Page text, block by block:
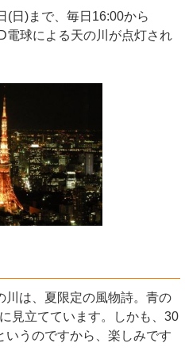
(日)まで、毎日16:00から
電球による天の川が点灯され
川は、夏限定の風物詩。青の
見立てています。しかも、30
うのですから、楽しみです